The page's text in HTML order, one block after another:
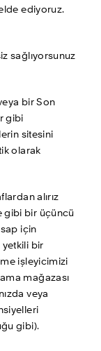
ediyoruz.
sağlıyorsunuz
bir Son
gibi
sitesini
olarak
alırız
gibi bir üçüncü
için
bir
işleyicimizi
mağazası
veya
gibi).